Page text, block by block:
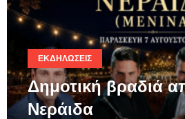
ΕΚΔΗΛΏΣΕΙΣ
Δημοτική βραδιά
Νεράιδα